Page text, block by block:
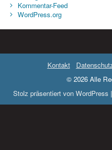
Kommentar-Feed
WordPress.org
Kontakt
© 2026 Alle
Stolz präsentiert von WordPress |